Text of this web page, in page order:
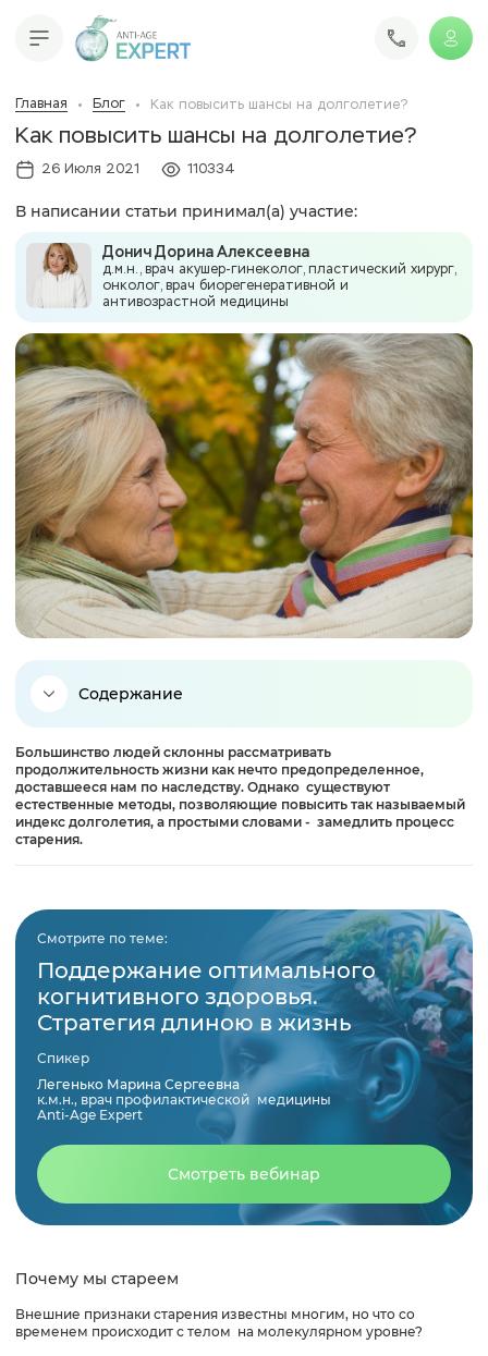
Главная Блог Как повысить шансы на долголетие?
Как повысить шансы на долголетие?
26 Июля 2021 110334
В написании статьи принимал(а) участие:
Донич Дорина Алексеевна
д.м.н., врач акушер-гинеколог, пластический хирург,
онколог, врач биорегенеративной и
антивозрастной медицины
Содержание
Почему мы стареем
Биохимические факторы долголетия
Ключи к долголетию
Как достичь долголетия
Диета долгожителей
Привычки, которые сокращают жизнь
Большинство людей склонны рассматривать
продолжительность жизни как нечто предопределенное,
доставшееся нам по наследству. Однако существуют
естественные методы, позволяющие повысить так называемый
индекс долголетия, а простыми словами - замедлить процесс
старения.
Смотрите по теме:
Поддержание оптимального
когнитивного здоровья.
Стратегия длиною в жизнь
Спикер
Легенько Марина Сергеевна
к.м.н., врач профилактической медицины
Anti-Age Expert
Смотреть вебинар
Почему мы стареем
Внешние признаки старения известны многим, но что со
временем происходит с телом на молекулярном уровне?